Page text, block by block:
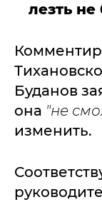
лезть не
Буданов
она "не
изменить.